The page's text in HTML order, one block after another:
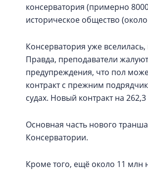
консерватория (примерно
историческое общество
Консерватория уже
Правда, преподаватели
предупреждения, что пол
контракт с прежним
судах. Новый контракт на
Основная часть нового
Консерватории.
Кроме того, ещё около 11 млн